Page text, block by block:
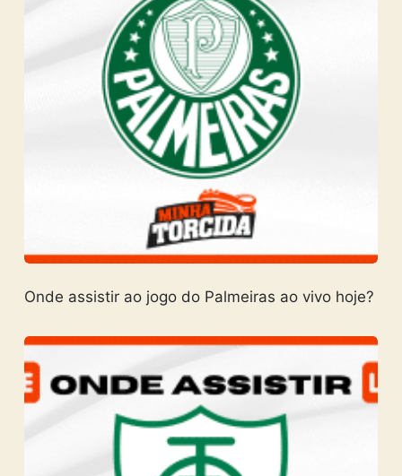
Onde assistir ao jogo do Palmeiras ao vivo hoje?